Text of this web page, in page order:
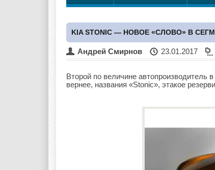
KIA STONIC — НОВОЕ «СЛОВО» В
Андрей Смирнов 23.01.2017
Второй по величине автопроизводитель
вернее, названия «Stonic», этакое